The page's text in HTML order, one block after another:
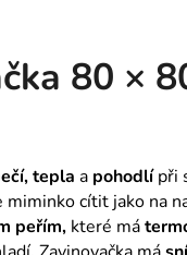
80 ×
tepla a pohodlípři
cítit jako na
peřím, které má